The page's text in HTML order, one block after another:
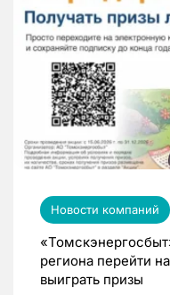
Новости компаний
региона перейти
выиграть призы